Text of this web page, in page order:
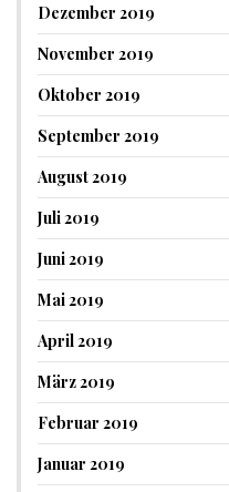
Dezember 2019
November 2019
Oktober 2019
September 2019
August 2019
Juli 2019
Juni 2019
Mai 2019
April 2019
März 2019
Februar 2019
Januar 2019